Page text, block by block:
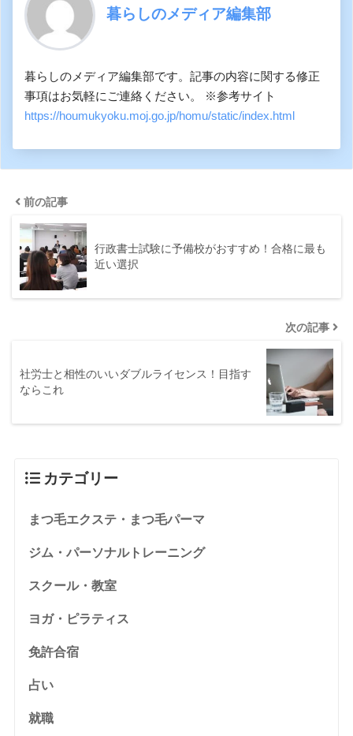
暮らしのメディア編集部
暮らしのメディア編集部です。記事の内容に関する修正
事項はお気軽にご連絡ください。 ※参考サイト
https://houmukyoku.moj.go.jp/homu/static/index.html
前の記事
行政書士試験に予備校がおすすめ！合格に最も
近い選択
次の記事
社労士と相性のいいダブルライセンス！目指す
ならこれ
カテゴリー
まつ毛エクステ・まつ毛パーマ
ジム・パーソナルトレーニング
スクール・教室
ヨガ・ピラティス
免許合宿
占い
就職